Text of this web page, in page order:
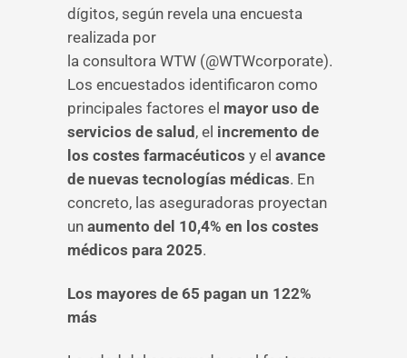
dígitos, según revela una encuesta
realizada por
la consultora WTW (@WTWcorporate).
Los encuestados identificaron como
principales factores el mayor uso de
servicios de salud , el incremento de
los costes farmacéuticos y el avance
de nuevas tecnologías médicas. En
concreto, las aseguradoras proyectan
un aumento del 10,4% en los costes
médicos para 2025.
Los mayores de 65 pagan un 122%
más